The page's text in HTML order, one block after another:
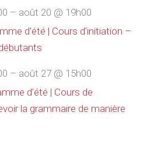
– août 20 @ 19h00
d’été | Cours d’initiation –
– août 27 @ 15h00
d’été | Cours de
la grammaire de manière